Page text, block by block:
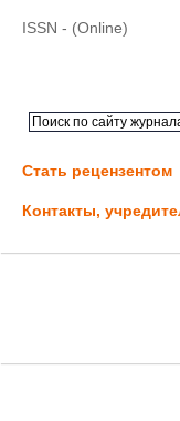
ISSN - (Online)
Стать рецензентом
Контакты,